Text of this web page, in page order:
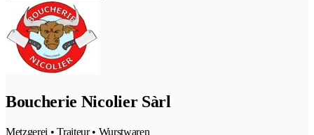
Boucherie Nicolier Sàrl
Metzgerei • Traiteur • Wurstwaren